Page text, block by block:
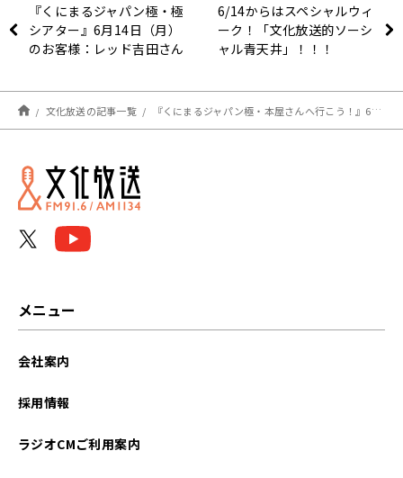
『くにまるジャパン極・極
シアター』6月14日（月）
のお客様：レッド吉田さん
6/14からはスペシャルウィ
ーク！「文化放送的ソーシ
ャル青天井」！！！
文化放送の記事一覧 『くにまるジャパン極・本屋さんへ行こう！』6月14日（月）のお客様：町田そのこさん（小説家）
メニュー
会社案内
採用情報
ラジオCMご利用案内